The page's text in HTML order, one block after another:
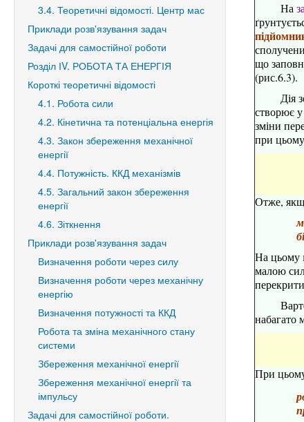
На
що
(рис.6.3).
Дія
створює у
зміни
при
Отже,
На цьому
малою
набагато
При
3.4. Теоретичні відомості. Центр мас
Приклади розв'язування задач
Задачі для самостійної роботи
Розділ ІV. РОБОТА ТА ЕНЕРГІЯ
Короткі теоретичні відомості
4.1. Робота сили
4.2. Кінетична та потенціальна енергія
4.3. Закон збереження механічної
енергії
4.4. Потужність. ККД механізмів
4.5. Загальний закон збереження
енергії
4.6. Зіткнення
Приклади розв'язування задач
Визначення роботи через силу
Визначення роботи через механічну
енергію
Визначення потужності та ККД
Робота та зміна механічного стану
системи
Збереження механічної енергії
Збереження механічної енергії та
імпульсу
Задачі для самостійної роботи.